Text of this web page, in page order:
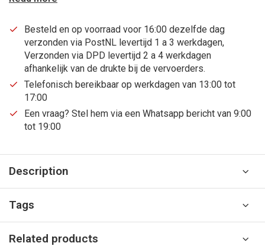
Besteld en op voorraad voor 16:00 dezelfde dag
verzonden via PostNL levertijd 1 a 3 werkdagen,
Verzonden via DPD levertijd 2 a 4 werkdagen
afhankelijk van de drukte bij de vervoerders.
Telefonisch bereikbaar op werkdagen van 13:00 tot
17:00
Een vraag? Stel hem via een Whatsapp bericht van 9:00
tot 19:00
Description
Tags
Related products